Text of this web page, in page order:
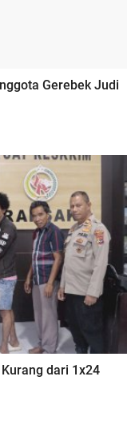
Gerebek Judi
dari 1x24